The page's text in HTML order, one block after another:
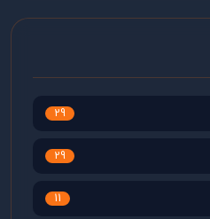
29
29
11